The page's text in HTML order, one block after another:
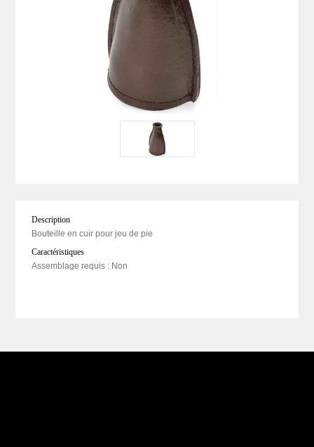
Description
Bouteille en cuir pour jeu de pie
Caractéristiques
Assemblage requis : Non